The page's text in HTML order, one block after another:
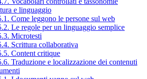
e linguaggio
Come leggono le persone sul web
Le regole per un linguaggio semplice
Microtesti
Scrittura collaborativa
Content critique
Traduzione e localizzazione dei contenuti